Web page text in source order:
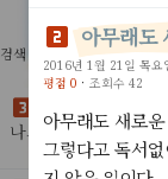
검색 결과 33개 2.31초
나의 말과 글이
나의 문장들이다른
달싹 못하고 있다.
아무래도
2016년 1월 21일 목요
평점 0 · 조회수 42
아무래도 새로
그렇다고 독서